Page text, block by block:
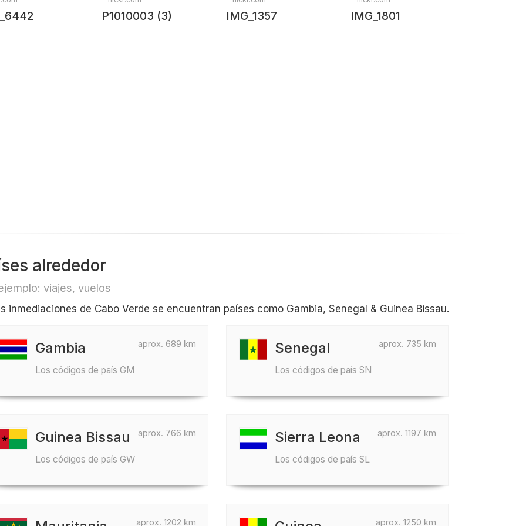
P1010003 (3) IMG_1357 IMG_1801
alrededor
viajes, vuelos
inmediaciones de Cabo Verde se encuentran países como Gambia, Senegal & Guinea Bissau.
aprox. 689 km
Gambia
Los códigos de país GM
aprox. 735 km
Senegal
Los códigos de país SN
aprox. 766 km
Guinea Bissau
Los códigos de país GW
aprox. 1197 km
Sierra Leona
Los códigos de país SL
aprox. 1202 km aprox. 1250 km